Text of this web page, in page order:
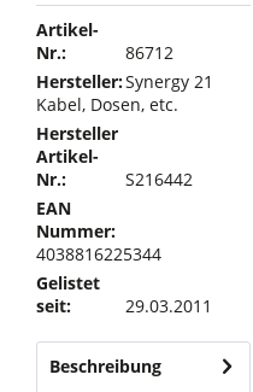
Artikel-
Nr.:
86712
Hersteller:Synergy 21
Kabel, Dosen, etc.
Hersteller
Artikel-
Nr.:
S216442
EAN
Nummer:
4038816225344
Gelistet
seit:
29.03.2011
Beschreibung